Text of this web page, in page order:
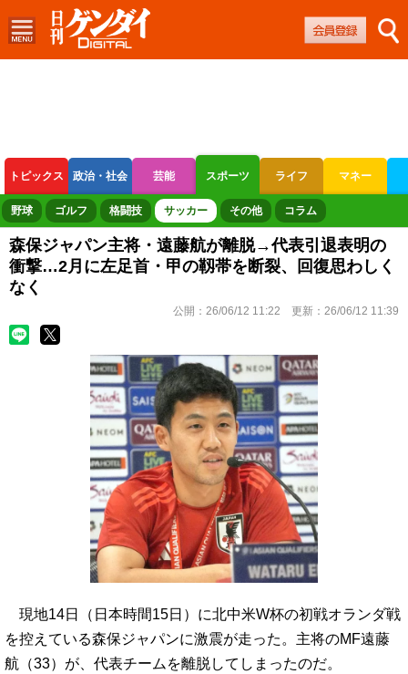
トピックス 政治・社会 芸能 スポーツ ライフ マネー
ボートレース 競輪 オートレース
野球 ゴルフ 格闘技 サッカー その他 コラム
森保ジャパン主将・遠藤航が離脱→代表引退表明の
衝撃…2月に左足首・甲の靱帯を断裂、回復思わしく
なく
公開： 26/06/12 11:22 更新： 26/06/12 11:39
現地14日（日本時間15日）に北中米W杯の初戦オランダ戦
を控えている森保ジャパンに激震が走った。主将のMF遠藤
航（33）が、代表チームを離脱してしまったのだ。